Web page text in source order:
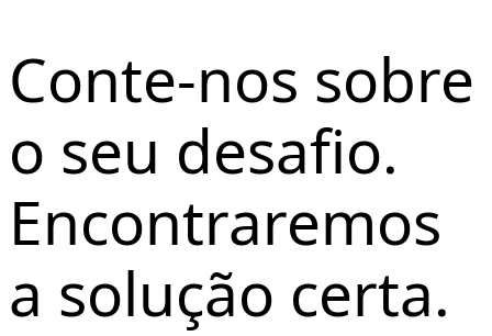
Conte-nos sobre
o seu desafio.
Encontraremos
a solução certa.